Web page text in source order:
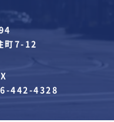
町7-12
442-4328